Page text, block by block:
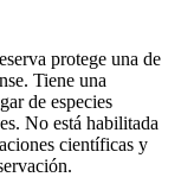
protege una de
Tiene una
de especies
No está habilitada
científicas y